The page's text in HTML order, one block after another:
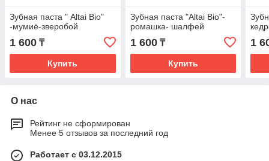
Зубная паста " Altai Bio"
-мумиё-зверобой
1 600 ₸
Купить
Зубная паста "Altai Bio"-
ромашка- шалфей
1 600₸
Купить
1
О нас
Рейтинг не сформирован
Менее 5 отзывов за последний год
Работает с 03.12.2015